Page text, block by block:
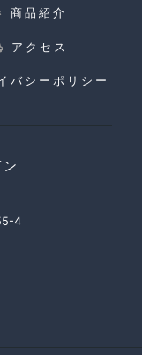
商品紹介
アクセス
バシーポリシー
4